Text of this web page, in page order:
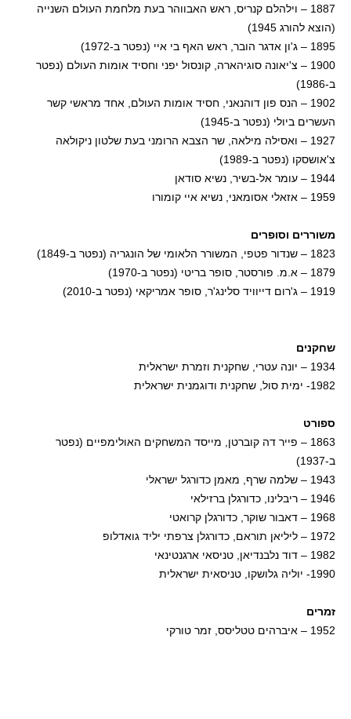
1887 – וילהלם קנריס, ראש האבווהר בעת מלחמת העולם השנייה
(הוצא להורג 1945)
1895 – ג'ון אדגר הובר, ראש האף בי איי (נפטר ב-1972)
1900 – צ'יאונה סוגיהארה, קונסול יפני וחסיד אומות העולם (נפטר
ב-1986)
1902 – הנס פון דוהנאני, חסיד אומות העולם, אחד מראשי קשר
העשרים ביולי (נפטר ב-1945)
1927 – ואסילה מילאה, שר הצבא הרומני בעת שלטון ניקולאה
צ'אושסקו (נפטר ב-1989)
1944 – עומר אל-בשיר, נשיא סודאן
1959 – אזאלי אסומאני, נשיא איי קומורו
משוררים וסופרים
1823 – שנדור פטפי, המשורר הלאומי של הונגריה (נפטר ב-1849)
1879 – א.מ. פורסטר, סופר בריטי (נפטר ב-1970)
1919 – ג'רום דייוויד סלינג'ר, סופר אמריקאי (נפטר ב-2010)
שחקנים
1934 – יונה עטרי, שחקנית וזמרת ישראלית
1982- ימית סול, שחקנית ודוגמנית ישראלית
ספורט
1863 – פייר דה קוברטן, מייסד המשחקים האולימפיים (נפטר
ב-1937)
1943 – שלמה שרף, מאמן כדורגל ישראלי
1946 – ריבלינו, כדורגלן ברזילאי
1968 – דאבור שוקר, כדורגלן קרואטי
1972 – ליליאן תוראם, כדורגלן צרפתי יליד גואדלופ
1982 – דוד נלבנדיאן, טניסאי ארגנטינאי
1990- יוליה גלושקו, טניסאית ישראלית
זמרים
1952 – איברהים טטליסס, זמר טורקי